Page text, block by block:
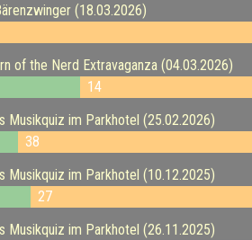
(18.03.2026)
of the Nerd Extravaganza (04.03.2026)
14
Musikquiz im Parkhotel (25.02.2026)
38
Musikquiz im Parkhotel (10.12.2025)
27
Musikquiz im Parkhotel (26.11.2025)